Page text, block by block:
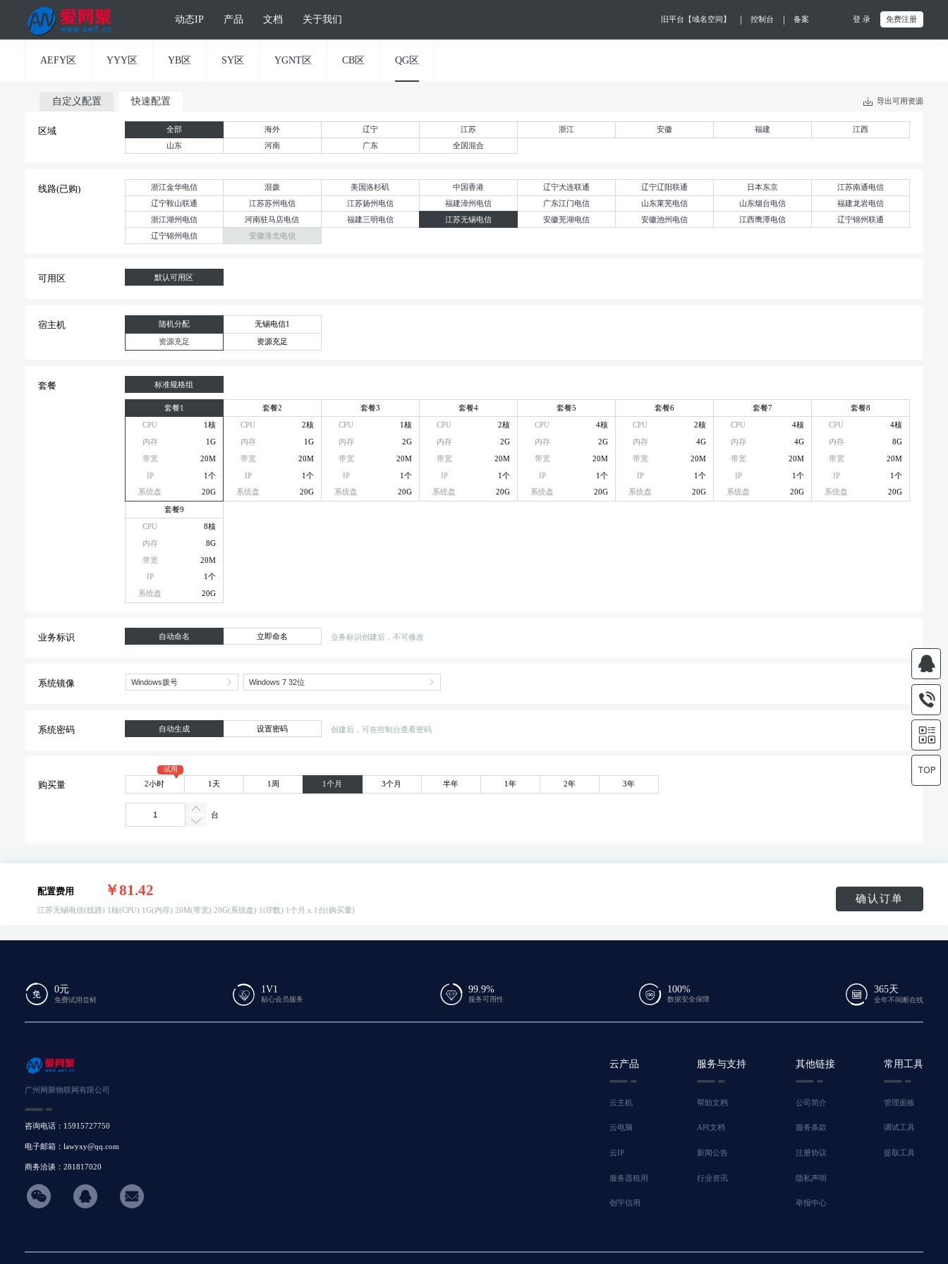
动态IP 产品 文档 关于我们 旧平台【域名空间】 控制台 备案 登 录 免费注册
AEFY区 YYY区 YB区 SY区 YGNT区 CB区 QG区
自定义配置 快速配置 导出可用资源
区域 全部 海外 辽宁 江苏 浙江 安徽 福建
江西
山东
河南 广东 全国混合
线路(已购) 浙江金华电信 混拨 美国洛杉矶 中国香港 辽宁大连联通 辽宁辽阳联通 日本东京
江苏南通电信
辽宁鞍山联通
江苏苏州电信 江苏扬州电信 福建漳州电信 广东江门电信 山东莱芜电信 山东烟台电信
福建龙岩电信
浙江湖州电信
河南驻马店电信 福建三明电信 江苏无锡电信 安徽芜湖电信 安徽池州电信 江西鹰潭电信
辽宁锦州联通
辽宁锦州电信
安徽淮北电信
可用区 默认可用区
宿主机 随机分配
资源充足
无锡电信1
资源充足
套餐 标准规格组
套餐1
CPU
1核
内存
1G
带宽
20M
IP
1个
系统盘
20G
套餐2
CPU
2核
内存
1G
带宽
20M
IP
1个
系统盘
20G
套餐3
CPU
1核
内存
2G
带宽
20M
IP
1个
系统盘
20G
套餐4
CPU
2核
内存
2G
带宽
20M
IP
1个
系统盘
20G
套餐5
CPU
4核
内存
2G
带宽
20M
IP
1个
系统盘
20G
套餐6
CPU
2核
内存
4G
带宽
20M
IP
1个
系统盘
20G
套餐7
CPU
4核
内存
4G
带宽
20M
IP
1个
系统盘
20G
套餐8
CPU
4核
内存
8G
带宽
20M
IP
1个
系统盘
20G
套餐9
CPU
8核
内存
8G
带宽
20M
IP
1个
系统盘
20G
业务标识 自动命名 立即命名 业务标识创建后，不可修改
系统镜像
系统密码 自动生成 设置密码 创建后，可在控制台查看密码
购买量 2小时
试用
1天 1周 1个月 3个月 半年 1年 2年 3年
台
配置费用 ￥81.42
江苏无锡电信(线路) 1核(CPU) 1G(内存) 20M(带宽) 20G(系统盘) 1(IP数) 1个月 x 1台(购买量)
确认订单
0元
免费试用尝鲜
1V1
贴心会员服务
99.9%
服务可用性
100%
数据安全保障
365天
全年不间断在线
广州网聚物联网有限公司
咨询电话：15915727750
电子邮箱：lawyxy@qq.com
商务洽谈：281817020
hicon34
云产品
云主机
云电脑
云IP
服务器租用
创宇信用
服务与支持
帮助文档
API文档
新闻公告
行业资讯
其他链接
公司简介
服务条款
注册协议
隐私声明
举报中心
常用工具
管理面板
调试工具
提取工具